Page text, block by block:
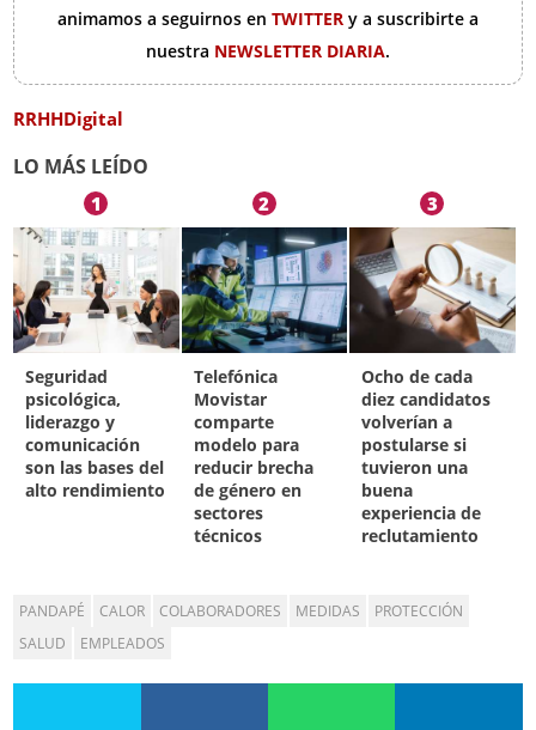
animamos a seguirnos en TWITTER y a suscribirte a
nuestra NEWSLETTER DIARIA.
RRHHDigital
LO MÁS LEÍDO
1
Seguridad
psicológica,
liderazgo y
comunicación
son las bases del
alto rendimiento
2
Telefónica
Movistar
comparte
modelo para
reducir brecha
de género en
sectores
técnicos
3
Ocho de cada
diez candidatos
volverían a
postularse si
tuvieron una
buena
experiencia de
reclutamiento
PANDAPÉ CALOR COLABORADORES MEDIDAS
PROTECCIÓN
SALUD
EMPLEADOS